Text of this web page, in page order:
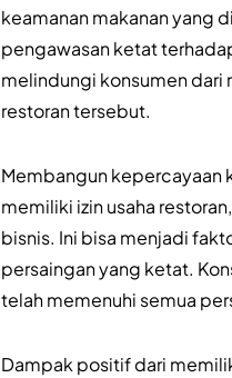
keamanan makanan yang
pengawasan ketat
melindungi konsumen dari
restoran tersebut.
Membangun kepercayaan
memiliki izin usaha
bisnis. Ini bisa menjadi
persaingan yang ketat.
telah memenuhi semua
Dampak positif dari